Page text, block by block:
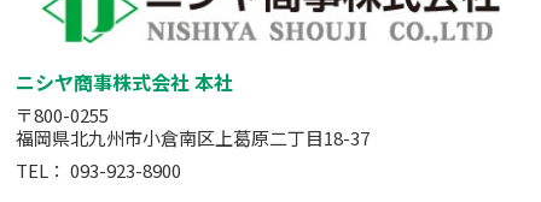
ニシヤ商事株式会社 本社
〒800-0255
福岡県北九州市小倉南区上葛原二丁目18-37
TEL：093-923-8900